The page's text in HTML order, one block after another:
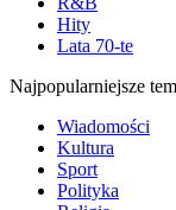
Hity
Lata 70-te
Najpopularniejsze
Wiadomości
Kultura
Sport
Polityka